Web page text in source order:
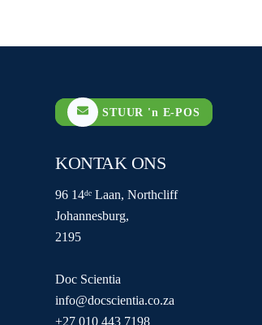
STUUR 'n E-POS
KONTAK ONS
96 14ᵈᵉ Laan, Northcliff
Johannesburg,
2195
Doc Scientia
info@docscientia.co.za
+27 010 443 7198